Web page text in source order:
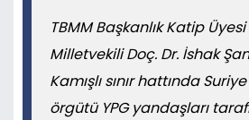
TBMM Başkanlık Katip
Milletvekili Doç. Dr. İshak
Kamışlı sınır hattında
örgütü YPG yandaşları